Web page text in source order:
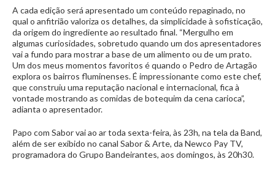
A cada edição será apresentado um conteúdo repaginado, no
qual o anfitrião valoriza os detalhes, da simplicidade à sofisticação,
da origem do ingrediente ao resultado final. “Mergulho em
algumas curiosidades, sobretudo quando um dos apresentadores
vai a fundo para mostrar a base de um alimento ou de um prato.
Um dos meus momentos favoritos é quando o Pedro de Artagão
explora os bairros fluminenses. É impressionante como este chef,
que construiu uma reputação nacional e internacional, fica à
vontade mostrando as comidas de botequim da cena carioca”,
adianta o apresentador.
Papo com Sabor vai ao ar toda sexta-feira, às 23h, na tela da Band,
além de ser exibido no canal Sabor & Arte, da Newco Pay TV,
programadora do Grupo Bandeirantes, aos domingos, às 20h30.